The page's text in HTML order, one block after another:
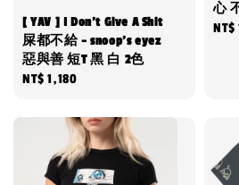
[ YAV ] I Don't Give A Shit
屎都不給 - snoop's eyez
惡與善 短T 黑 白 2色
Regular
NT$ 1,180
心
NT$